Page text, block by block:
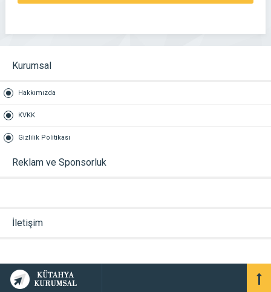
Kurumsal
Hakkımızda
KVKK
Gizlilik Politikası
Reklam ve Sponsorluk
İletişim